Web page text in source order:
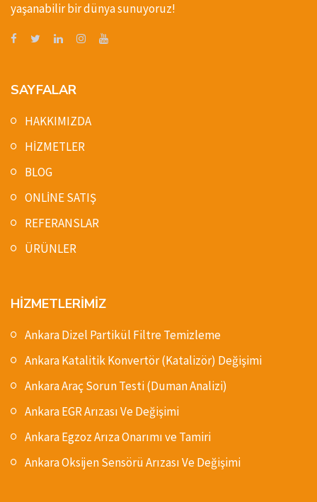
yaşanabilir bir dünya sunuyoruz!
SAYFALAR
HAKKIMIZDA
HİZMETLER
BLOG
ONLİNE SATIŞ
REFERANSLAR
ÜRÜNLER
HİZMETLERİMİZ
Ankara Dizel Partikül Filtre Temizleme
Ankara Katalitik Konvertör (Katalizör) Değişimi
Ankara Araç Sorun Testi (Duman Analizi)
Ankara EGR Arızası Ve Değişimi
Ankara Egzoz Arıza Onarımı ve Tamiri
Ankara Oksijen Sensörü Arızası Ve Değişimi